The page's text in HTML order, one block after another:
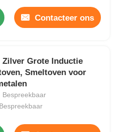
Contacteer ons
Zilver Grote Inductie
Smeltoven voor
Bespreekbaar